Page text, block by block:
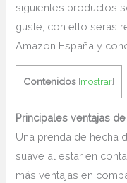
siguientes productos
guste, con ello serás
Amazon España y
Contenidos [mostrar]
Principales ventajas
Una prenda de hecha
suave al estar en
más ventajas en